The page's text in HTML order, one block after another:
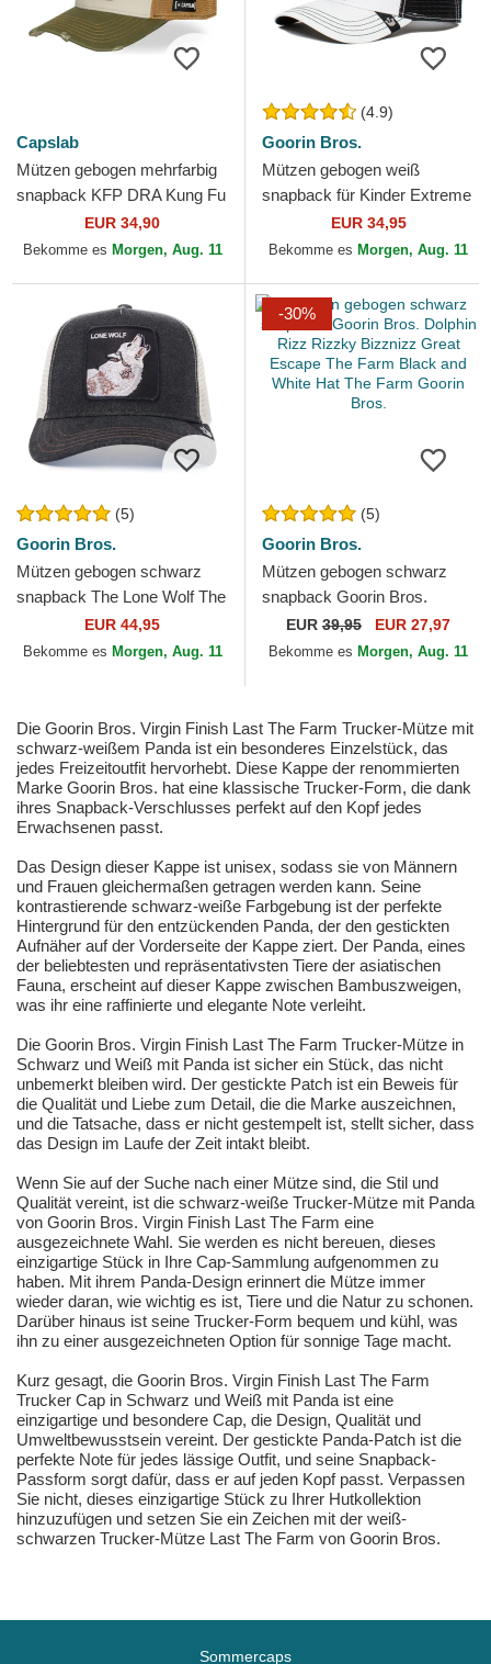
Capslab
Mützen gebogen mehrfarbig
snapback KFP DRA Kung Fu
Panda von Capslab
EUR 34,90
Bekomme es Morgen, Aug. 11
(4.9)
Goorin Bros.
Mützen gebogen weiß
snapback für Kinder Extreme
Little Stripe The Farm Goorin
Bros.
EUR 34,95
Bekomme es Morgen, Aug. 11
(5)
Goorin Bros.
Mützen gebogen schwarz
snapback The Lone Wolf The
Farm Goorin Bros.
EUR 44,95
Bekomme es Morgen, Aug. 11
-30%
(5)
Goorin Bros.
Mützen gebogen schwarz
snapback Goorin Bros.
Dolphin Rizz Rizzky Bizznizz
Great Escape The Farm...
EUR 39,95 EUR 27,97
Bekomme es Morgen, Aug. 11
Die Goorin Bros. Virgin Finish Last The Farm Trucker-Mütze mit
schwarz-weißem Panda ist ein besonderes Einzelstück, das
jedes Freizeitoutfit hervorhebt. Diese Kappe der renommierten
Marke Goorin Bros. hat eine klassische Trucker-Form, die dank
ihres Snapback-Verschlusses perfekt auf den Kopf jedes
Erwachsenen passt.
Das Design dieser Kappe ist unisex, sodass sie von Männern
und Frauen gleichermaßen getragen werden kann. Seine
kontrastierende schwarz-weiße Farbgebung ist der perfekte
Hintergrund für den entzückenden Panda, der den gestickten
Aufnäher auf der Vorderseite der Kappe ziert. Der Panda, eines
der beliebtesten und repräsentativsten Tiere der asiatischen
Fauna, erscheint auf dieser Kappe zwischen Bambuszweigen,
was ihr eine raffinierte und elegante Note verleiht.
Die Goorin Bros. Virgin Finish Last The Farm Trucker-Mütze in
Schwarz und Weiß mit Panda ist sicher ein Stück, das nicht
unbemerkt bleiben wird. Der gestickte Patch ist ein Beweis für
die Qualität und Liebe zum Detail, die die Marke auszeichnen,
und die Tatsache, dass er nicht gestempelt ist, stellt sicher, dass
das Design im Laufe der Zeit intakt bleibt.
Wenn Sie auf der Suche nach einer Mütze sind, die Stil und
Qualität vereint, ist die schwarz-weiße Trucker-Mütze mit Panda
von Goorin Bros. Virgin Finish Last The Farm eine
ausgezeichnete Wahl. Sie werden es nicht bereuen, dieses
einzigartige Stück in Ihre Cap-Sammlung aufgenommen zu
haben. Mit ihrem Panda-Design erinnert die Mütze immer
wieder daran, wie wichtig es ist, Tiere und die Natur zu schonen.
Darüber hinaus ist seine Trucker-Form bequem und kühl, was
ihn zu einer ausgezeichneten Option für sonnige Tage macht.
Kurz gesagt, die Goorin Bros. Virgin Finish Last The Farm
Trucker Cap in Schwarz und Weiß mit Panda ist eine
einzigartige und besondere Cap, die Design, Qualität und
Umweltbewusstsein vereint. Der gestickte Panda-Patch ist die
perfekte Note für jedes lässige Outfit, und seine Snapback-
Passform sorgt dafür, dass er auf jeden Kopf passt. Verpassen
Sie nicht, dieses einzigartige Stück zu Ihrer Hutkollektion
hinzuzufügen und setzen Sie ein Zeichen mit der weiß-
schwarzen Trucker-Mütze Last The Farm von Goorin Bros.
Sommercaps